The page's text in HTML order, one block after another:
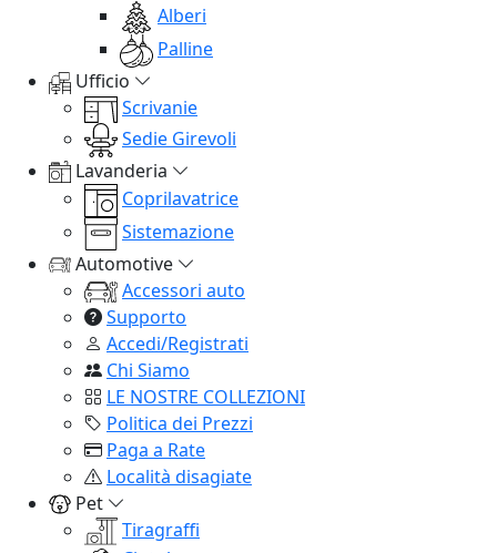
Alberi
Palline
Ufficio
Scrivanie
Sedie Girevoli
Lavanderia
Coprilavatrice
Sistemazione
Automotive
Accessori auto
Supporto
Accedi/Registrati
Chi Siamo
LE NOSTRE COLLEZIONI
Politica dei Prezzi
Paga a Rate
Località disagiate
Pet
Tiragraffi